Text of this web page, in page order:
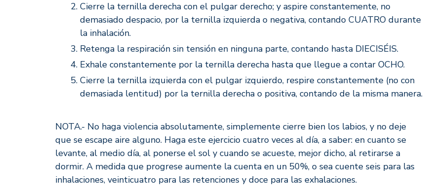
Cierre la ternilla derecha con el pulgar derecho; y aspire constantemente, no
demasiado despacio, por la ternilla izquierda o negativa, contando CUATRO durante
la inhalación.
Retenga la respiración sin tensión en ninguna parte, contando hasta DIECISÉIS.
Exhale constantemente por la ternilla derecha hasta que llegue a contar OCHO.
Cierre la ternilla izquierda con el pulgar izquierdo, respire constantemente (no con
demasiada lentitud) por la ternilla derecha o positiva, contando de la misma manera.
NOTA.- No haga violencia absolutamente, simplemente cierre bien los labios, y no deje
que se escape aire alguno. Haga este ejercicio cuatro veces al día, a saber: en cuanto se
levante, al medio día, al ponerse el sol y cuando se acueste, mejor dicho, al retirarse a
dormir. A medida que progrese aumente la cuenta en un 50%, o sea cuente seis para las
inhalaciones, veinticuatro para las retenciones y doce para las exhalaciones.